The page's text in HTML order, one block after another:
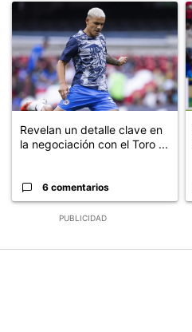
PUBLICIDAD
Un artículo de tendencia con el
Revelan un detalle clave en
la negociación con el Toro ...
6 comentarios